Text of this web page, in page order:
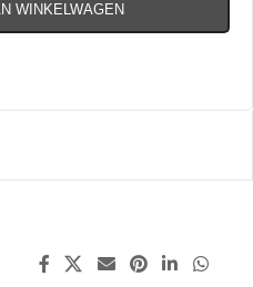
WINKELWAGEN